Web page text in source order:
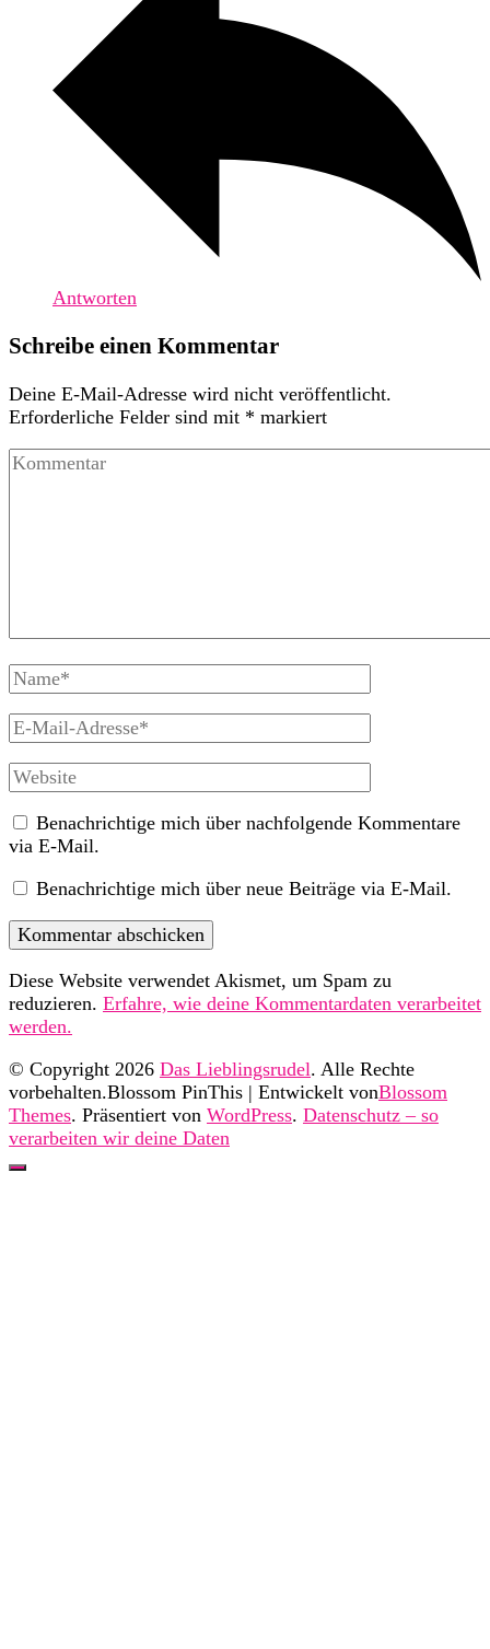
Antworten
Schreibe einen Kommentar
Deine E-Mail-Adresse wird nicht veröffentlicht.
Erforderliche Felder sind mit * markiert
Kommentar
Vollständiger
Name
E-
Mail
Website
Benachrichtige mich über nachfolgende Kommentare
via E-Mail.
Benachrichtige mich über neue Beiträge via E-Mail.
Diese Website verwendet Akismet, um Spam zu
reduzieren. Erfahre, wie deine Kommentardaten verarbeitet
werden.
© Copyright 2026 Das Lieblingsrudel. Alle Rechte
vorbehalten.Blossom PinThis | Entwickelt vonBlossom
Themes. Präsentiert von WordPress. Datenschutz – so
verarbeiten wir deine Daten